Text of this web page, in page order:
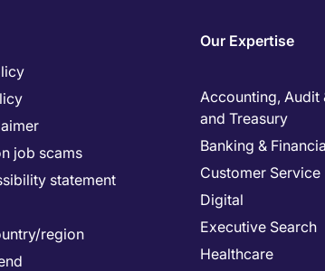
job scams
statement
region
Our Expertise
Accounting, Audit
and Treasury
Banking &
Customer Service
Digital
Executive Search
Healthcare